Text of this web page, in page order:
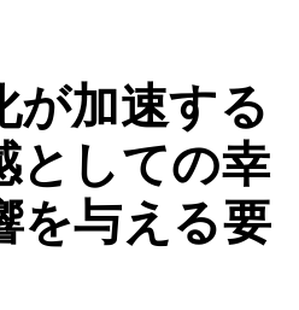
が加速する
としての幸
を与える要